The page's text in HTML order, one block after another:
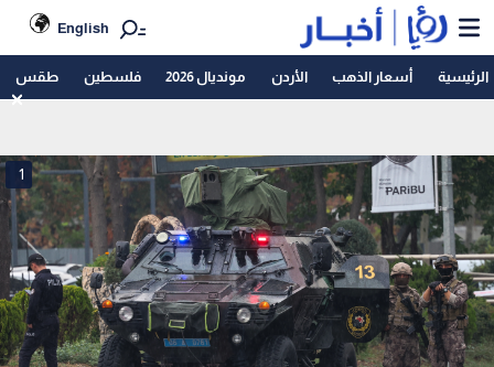
English
الرئيسية أسعار الذهب الأردن مونديال 2026 فلسطين طقس
1